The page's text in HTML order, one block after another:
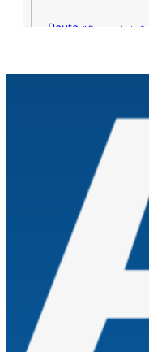
Route »Datenschutz &